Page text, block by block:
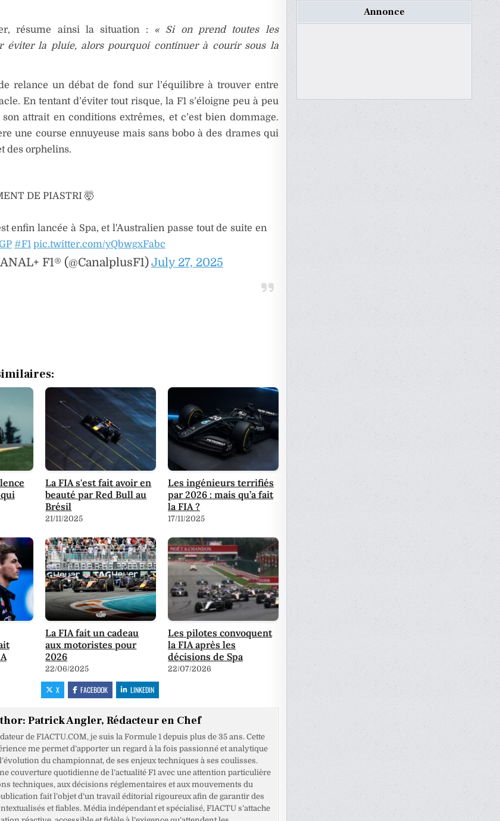
résume ainsi la situation : « Si on prend toutes les
éviter la pluie, alors pourquoi continuer à courir sous la
relance un débat de fond sur l’équilibre à trouver entre
En tentant d’éviter tout risque, la F1 s’éloigne peu à peu
attrait en conditions extrêmes, et c’est bien dommage.
une course ennuyeuse mais sans bobo à des drames qui
des orphelins.
DE PIASTRI 🤯
enfin lancée à Spa, et l'Australien passe tout de suite en
#F1 pic.twitter.com/yQbwgxFabc
F1® (@CanalplusF1)July 27, 2025
La FIA s'est fait avoir en
beauté par Red Bull au
Brésil
21/11/2025
Les ingénieurs terrifiés
par 2026 : mais qu’a fait
la FIA ?
17/11/2025
La FIA fait un cadeau
aux motoristes pour
2026
22/06/2025
Les pilotes convoquent
la FIA après les
décisions de Spa
22/07/2026
X FACEBOOK LINKEDIN
Patrick Angler, Rédacteur en Chef
de F1ACTU.COM, je suis la Formule 1 depuis plus de 35 ans. Cette
me permet d’apporter un regard à la fois passionné et analytique
du championnat, de ses enjeux techniques à ses coulisses.
couverture quotidienne de l’actualité F1 avec une attention particulière
techniques, aux décisions réglementaires et aux mouvements du
fait l’objet d’un travail éditorial rigoureux afin de garantir des
et fiables. Média indépendant et spécialisé, F1ACTU s’attache
Annonce